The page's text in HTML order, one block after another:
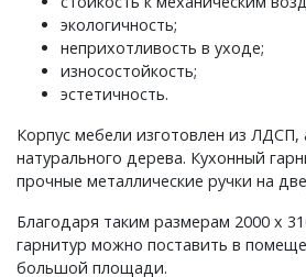
‎экологичность;
неприхотливость в уходе;
износостойкость;
эстетичность.
Корпус мебели изготовлен из
натурального дерева. Кухонный
прочные металлические ручки на
Благодаря таким размерам 2000 x
гарнитур можно поставить в
большой площади.